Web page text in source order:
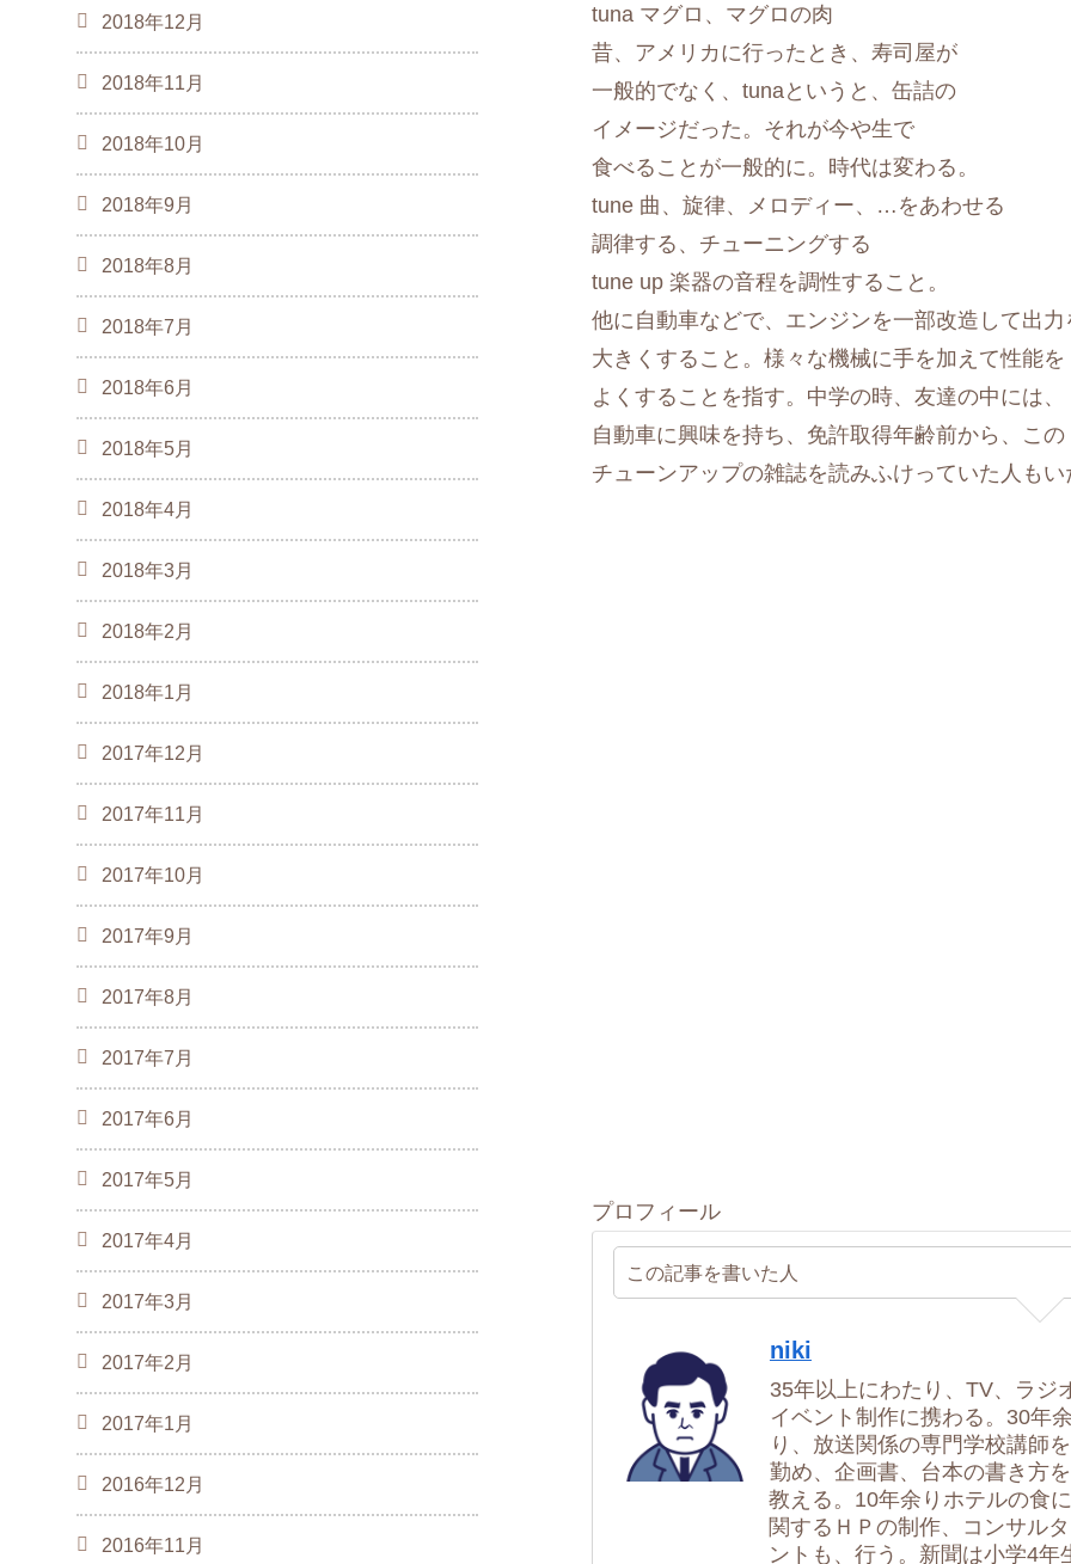
tuna マグロ、マグロの肉
昔、アメリカに行ったとき、寿司屋が
一般的でなく、tunaというと、缶詰の
イメージだった。それが今や生で
食べることが一般的に。時代は変わる。
tune 曲、旋律、メロディー、…をあわせる
調律する、チューニングする
tune up 楽器の音程を調性すること。
他に自動車などで、エンジンを一部改造して出力
大きくすること。様々な機械に手を加えて性能を
よくすることを指す。中学の時、友達の中には、
自動車に興味を持ち、免許取得年齢前から、この
チューンアップの雑誌を読みふけっていた人もい
プロフィール
この記事を書いた人
niki
35年以上にわたり、TV、ラジ
イベント制作に携わる。30年
り、放送関係の専門学校講師を
勤め、企画書、台本の書き方を
教える。10年余りホテルの食に
関するＨＰの制作、コンサルタ
ントも、行う。新聞は小学4年
2018年12月
2018年11月
2018年10月
2018年9月
2018年8月
2018年7月
2018年6月
2018年5月
2018年4月
2018年3月
2018年2月
2018年1月
2017年12月
2017年11月
2017年10月
2017年9月
2017年8月
2017年7月
2017年6月
2017年5月
2017年4月
2017年3月
2017年2月
2017年1月
2016年12月
2016年11月